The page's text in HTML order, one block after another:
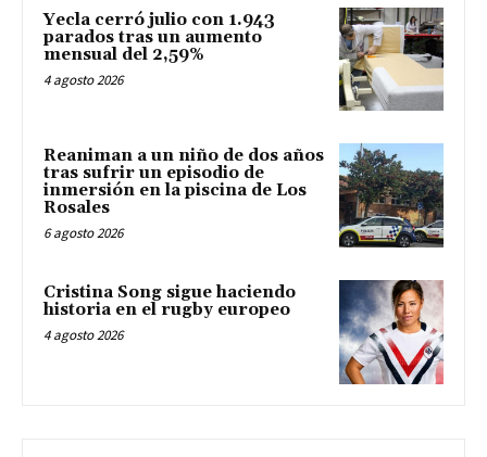
Yecla cerró julio con 1.943
parados tras un aumento
mensual del 2,59%
4 agosto 2026
Reaniman a un niño de dos años
tras sufrir un episodio de
inmersión en la piscina de Los
Rosales
6 agosto 2026
Cristina Song sigue haciendo
historia en el rugby europeo
4 agosto 2026